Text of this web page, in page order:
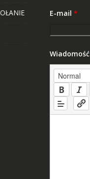
E-mail *
Wiadomość